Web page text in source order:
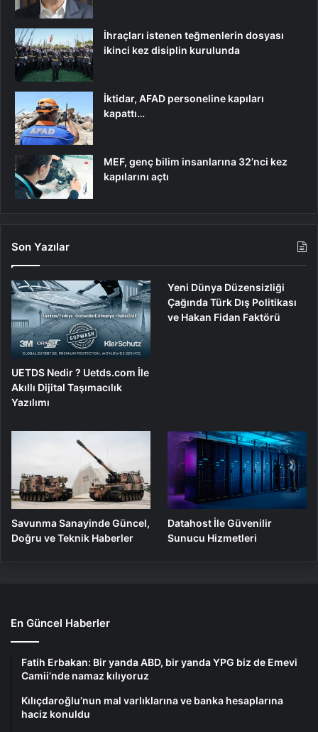
İhraçları istenen teğmenlerin dosyası
ikinci kez disiplin kurulunda
İktidar, AFAD personeline kapıları
kapattı…
MEF, genç bilim insanlarına 32’nci kez
kapılarını açtı
Son Yazılar
UETDS Nedir ? Uetds.com İle
Akıllı Dijital Taşımacılık
Yazılımı
Yeni Dünya Düzensizliği
Çağında Türk Dış Politikası
ve Hakan Fidan Faktörü
Savunma Sanayinde Güncel,
Doğru ve Teknik Haberler
Datahost İle Güvenilir
Sunucu Hizmetleri
En Güncel Haberler
Fatih Erbakan: Bir yanda ABD, bir yanda YPG biz de Emevi
Camii’nde namaz kılıyoruz
Kılıçdaroğlu’nun mal varlıklarına ve banka hesaplarına
haciz konuldu